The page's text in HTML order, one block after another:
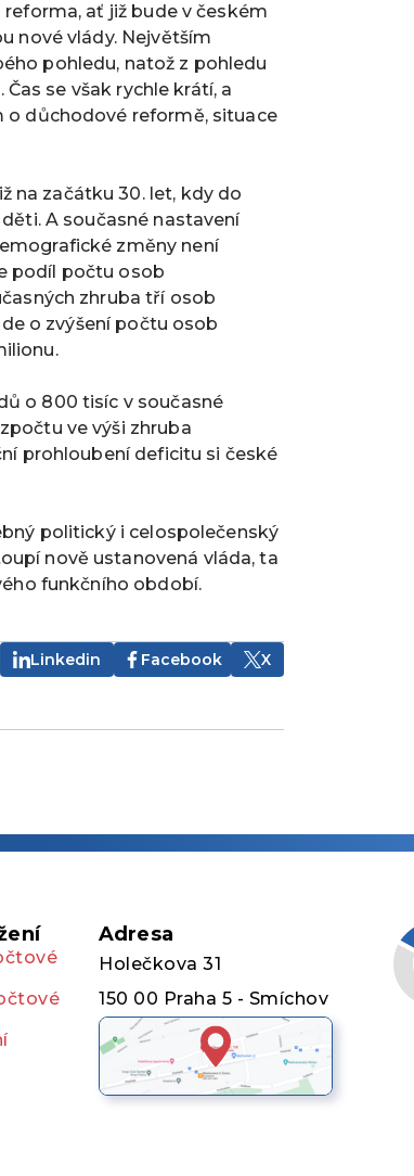
ať již bude v českém
nové vlády. Největším
pohledu, natož z pohledu
se však rychle krátí, a
důchodové reformě, situace
na začátku 30. let, kdy do
A současné nastavení
změny není
podíl počtu osob
zhruba tří osob
o zvýšení počtu osob
o 800 tisíc v současné
ve výši zhruba
prohloubení deficitu si české
politický i celospolečenský
nově ustanovená vláda, ta
funkčního období.
Linkedin Facebook X
Adresa
Holečkova 31
150 00 Praha 5 - Smíchov